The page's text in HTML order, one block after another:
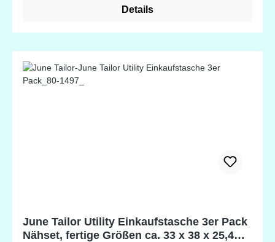
Details
June Tailor Utility Einkaufstasche 3er Pack
Nähset, fertige Größen ca. 33 x 38 x 25,4